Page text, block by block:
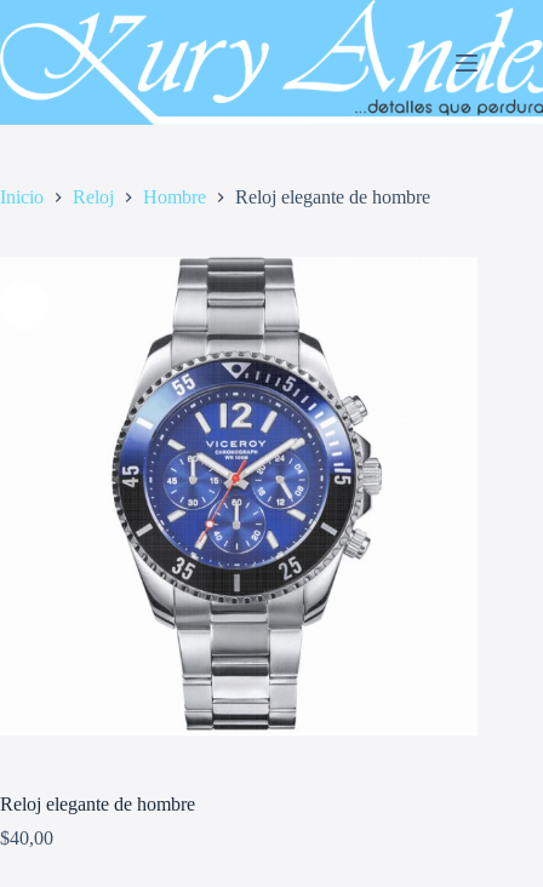
al
contenido
Inicio Reloj Hombre Reloj elegante de hombre
Reloj elegante de hombre
$40,00